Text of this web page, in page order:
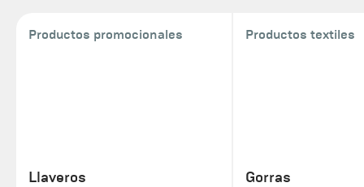
Productos promocionales
Llaveros
Productos textiles
Gorras